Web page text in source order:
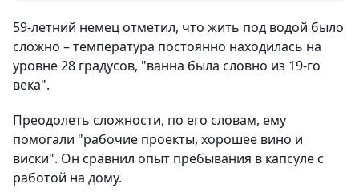
59-летний немец отметил, что жить под водой было
сложно – температура постоянно находилась на
уровне 28 градусов, "ванна была словно из 19-го
века".
Преодолеть сложности, по его словам, ему
помогали "рабочие проекты, хорошее вино и
виски". Он сравнил опыт пребывания в капсуле с
работой на дому.